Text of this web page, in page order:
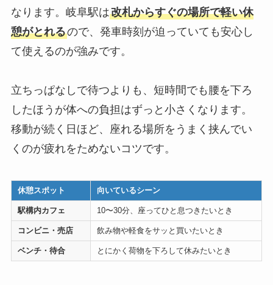
なります。岐阜駅は改札からすぐの場所で軽い休
憩がとれるので、発車時刻が迫っていても安心し
て使えるのが強みです。
立ちっぱなしで待つよりも、短時間でも腰を下ろ
したほうが体への負担はずっと小さくなります。
移動が続く日ほど、座れる場所をうまく挟んでい
くのが疲れをためないコツです。
休憩スポット 向いているシーン
駅構内カフェ 10〜30分、座ってひと息つきたいとき
コンビニ・売店 飲み物や軽食をサッと買いたいとき
ベンチ・待合 とにかく荷物を下ろして休みたいとき